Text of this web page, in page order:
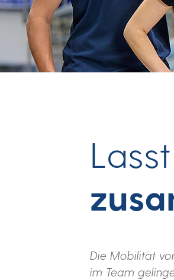
Die Mobilität
im Team